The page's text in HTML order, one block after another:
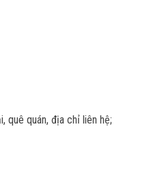
quê quán, địa chỉ liên hệ;